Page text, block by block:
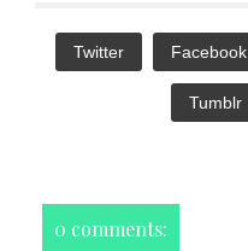
Twitter Facebook
Tumblr
0 comments: